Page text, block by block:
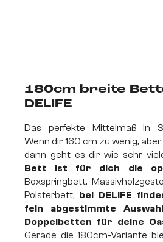
180cm breite
DELIFE
Das perfekte Mittelmaß in
Wenn dir 160 cm zu wenig,
dann geht es dir wie sehr
Bett ist für dich die
Boxspringbett,
Polsterbett, bei DELIFE
fein abgestimmte
Doppelbetten für deine
Gerade die 180cm-Variante